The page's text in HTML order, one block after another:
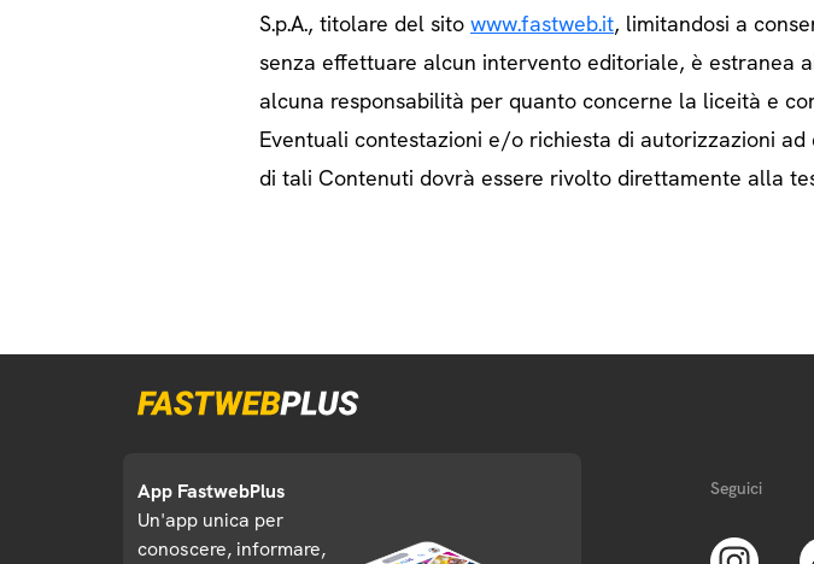
S.p.A., titolare del sito www.fastweb.it, limitandosi a
senza effettuare alcun intervento editoriale, è estranea
alcuna responsabilità per quanto concerne la liceità e
Eventuali contestazioni e/o richiesta di autorizzazioni
di tali Contenuti dovrà essere rivolto direttamente alla
App FastwebPlus
Un'app unica per
conoscere, informare,
Seguici